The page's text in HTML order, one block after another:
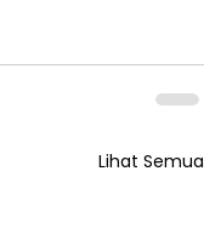
Lihat Semua